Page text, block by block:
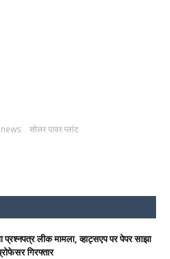
सोलर पावर प्लांट
प्रश्नपत्र लीक मामला, व्हाट्सएप पर पेपर साझा
गिरफ्तार